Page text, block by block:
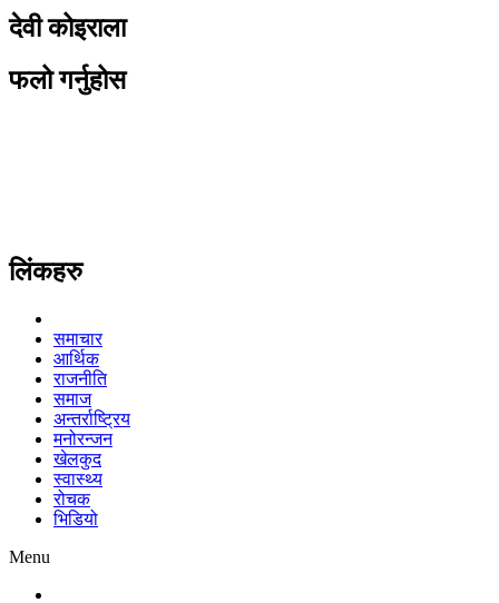
देवी कोइराला
फलो गर्नुहोस
लिंकहरु
समाचार
आर्थिक
राजनीति
समाज
अन्तर्राष्ट्रिय
मनोरन्जन
खेलकुद
स्वास्थ्य
रोचक
भिडियो
Menu